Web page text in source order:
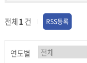
전체1건 RSS등록
연도별